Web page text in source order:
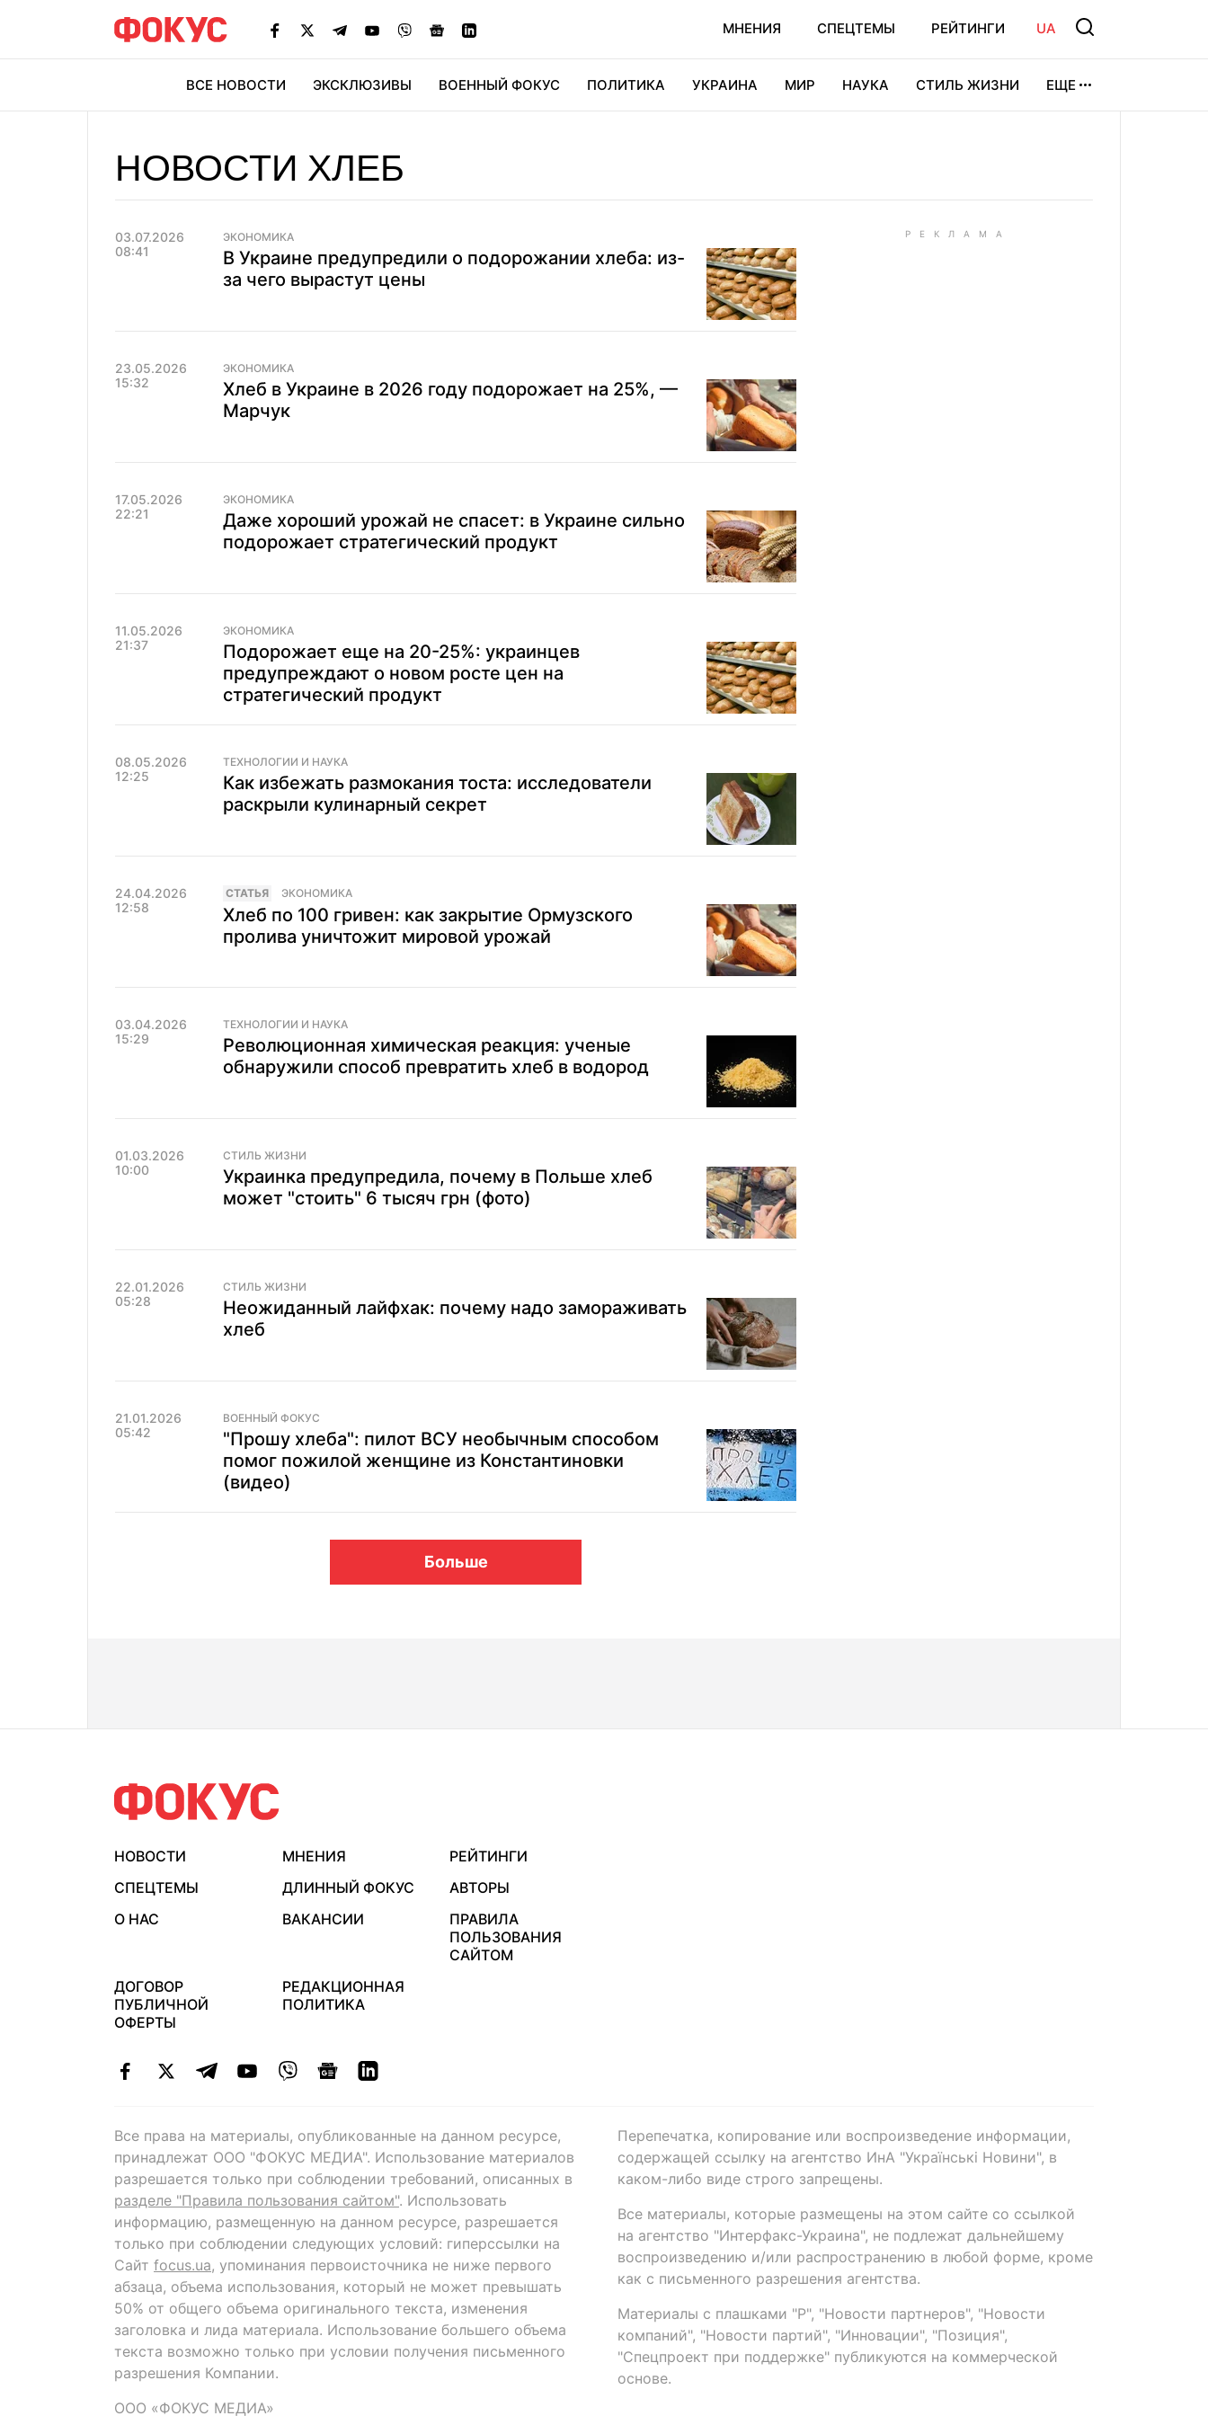
МНЕНИЯ СПЕЦТЕМЫ РЕЙТИНГИ UA
ВСЕ НОВОСТИ ЭКСКЛЮЗИВЫ ВОЕННЫЙ ФОКУС ПОЛИТИКА УКРАИНА МИР НАУКА СТИЛЬ ЖИЗНИ ЕЩЕ
НОВОСТИ ХЛЕБ
03.07.2026
08:41
ЭКОНОМИКА
В Украине предупредили о подорожании хлеба: из-
за чего вырастут цены
23.05.2026
15:32
ЭКОНОМИКА
Хлеб в Украине в 2026 году подорожает на 25%, —
Марчук
17.05.2026
22:21
ЭКОНОМИКА
Даже хороший урожай не спасет: в Украине сильно
подорожает стратегический продукт
11.05.2026
21:37
ЭКОНОМИКА
Подорожает еще на 20-25%: украинцев
предупреждают о новом росте цен на
стратегический продукт
08.05.2026
12:25
ТЕХНОЛОГИИ И НАУКА
Как избежать размокания тоста: исследователи
раскрыли кулинарный секрет
24.04.2026
12:58
CТАТЬЯ ЭКОНОМИКА
Хлеб по 100 гривен: как закрытие Ормузского
пролива уничтожит мировой урожай
03.04.2026
15:29
ТЕХНОЛОГИИ И НАУКА
Революционная химическая реакция: ученые
обнаружили способ превратить хлеб в водород
01.03.2026
10:00
СТИЛЬ ЖИЗНИ
Украинка предупредила, почему в Польше хлеб
может "стоить" 6 тысяч грн (фото)
22.01.2026
05:28
СТИЛЬ ЖИЗНИ
Неожиданный лайфхак: почему надо замораживать
хлеб
21.01.2026
05:42
ВОЕННЫЙ ФОКУС
"Прошу хлеба": пилот ВСУ необычным способом
помог пожилой женщине из Константиновки
(видео)
Больше
НОВОСТИ МНЕНИЯ
РЕЙТИНГИ
СПЕЦТЕМЫ
ДЛИННЫЙ ФОКУС
АВТОРЫ
О НАС
ВАКАНСИИ
ПРАВИЛА
ПОЛЬЗОВАНИЯ
САЙТОМ
ДОГОВОР
ПУБЛИЧНОЙ
ОФЕРТЫ
РЕДАКЦИОННАЯ
ПОЛИТИКА
Все права на материалы, опубликованные на данном ресурсе,
принадлежат ООО "ФОКУС МЕДИА". Использование материалов
разрешается только при соблюдении требований, описанных в
разделе "Правила пользования сайтом". Использовать
информацию, размещенную на данном ресурсе, разрешается
только при соблюдении следующих условий: гиперссылки на
Сайт focus.ua, упоминания первоисточника не ниже первого
абзаца, объема использования, который не может превышать
50% от общего объема оригинального текста, изменения
заголовка и лида материала. Использование большего объема
текста возможно только при условии получения письменного
разрешения Компании.
ООО «ФОКУС МЕДИА»
Перепечатка, копирование или воспроизведение информации,
содержащей ссылку на агентство ИнА "Українські Новини", в
каком-либо виде строго запрещены.
Все материалы, которые размещены на этом сайте со ссылкой
на агентство "Интерфакс-Украина", не подлежат дальнейшему
воспроизведению и/или распространению в любой форме, кроме
как с письменного разрешения агентства.
Материалы с плашками "Р", "Новости партнеров", "Новости
компаний", "Новости партий", "Инновации", "Позиция",
"Спецпроект при поддержке" публикуются на коммерческой
основе.